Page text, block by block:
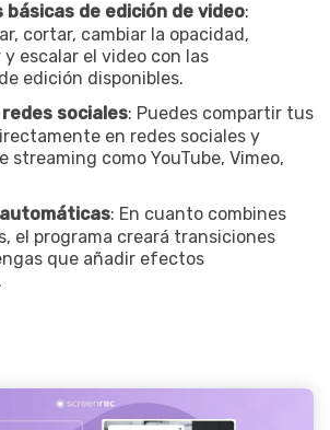
básicas de edición de video:
cortar, cambiar la opacidad,
escalar el video con las
edición disponibles.
sociales: Puedes compartir tus
en redes sociales y
streaming como YouTube, Vimeo,
: En cuanto combines
el programa creará transiciones
que añadir efectos